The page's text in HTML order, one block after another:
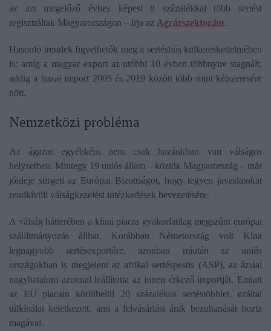
az azt megelőző évhez képest 8 százalékkal több sertést
regisztráltak Magyarországon – írja az Agrárszektor.hu.
Hasonló trendek figyelhetők meg a sertéshús külkereskedelmében
is: amíg a magyar export az utóbbi 10 évben többnyire stagnált,
addig a hazai import 2005 és 2019 között több mint kétszeresére
nőtt.
Nemzetközi probléma
Az ágazat egyébként nem csak hazánkban van válságos
helyzetben. Mintegy 19 uniós állam – köztük Magyarország – már
jóideje sürgeti az Európai Bizottságot, hogy tegyen javaslatokat
rendkívüli válságkezelési intézkedések bevezetésére.
A válság hátterében a kínai piacra gyakorlatilag megszűnt európai
szállítmányozás állhat. Korábban Németország volt Kína
legnagyobb sertésexportőre, azonban miután az uniós
országokban is megjelent az afrikai sertéspestis (ASP), az ázsiai
nagyhatalom azonnal leállította az innen érkező importját. Emiatt
az EU piacain körülbelül 20 százalékos sertéstöbblet, ezáltal
túlkínálat keletkezett, ami a felvásárlási árak bezuhanását hozta
magával.